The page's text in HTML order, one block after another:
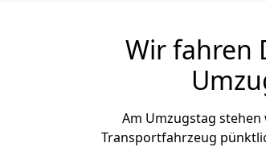
Wir fahren
Am Umzugstag
Transportfahrzeug